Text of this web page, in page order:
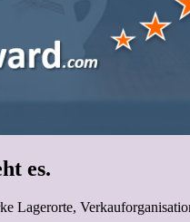
es.
Lagerorte,